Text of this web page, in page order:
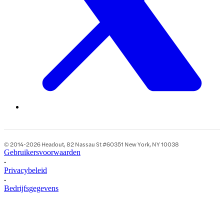
© 2014-2026 Headout, 82 Nassau St #60351 New York, NY 10038
Gebruikersvoorwaarden
•
Privacybeleid
•
Bedrijfsgegevens